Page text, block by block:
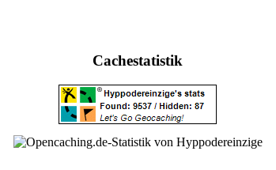
Cachestatistik